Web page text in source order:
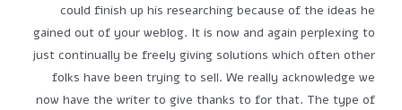
could finish up his researching because of the ideas he
gained out of your weblog. It is now and again perplexing to
just continually be freely giving solutions which often other
folks have been trying to sell. We really acknowledge we
now have the writer to give thanks to for that. The type of